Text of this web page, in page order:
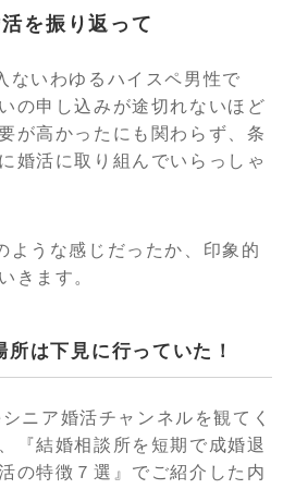
を振り返って
ないわゆるハイスペ男性で
の申し込みが途切れないほど
が高かったにも関わらず、条
婚活に取り組んでいらっしゃ
ような感じだったか、印象的
きます。
所は下見に行っていた！
ニア婚活チャンネルを観てく
『結婚相談所を短期で成婚退
の特徴７選』でご紹介した内